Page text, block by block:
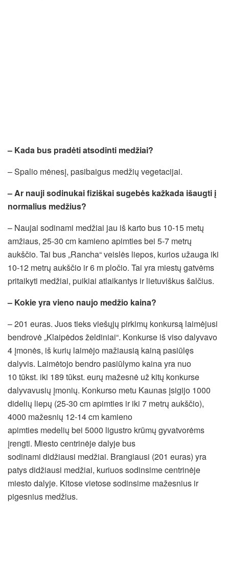
– Kada bus pradėti atsodinti medžiai?
– Spalio mėnesį, pasibaigus medžių vegetacijai.
– Ar nauji sodinukai fiziškai sugebės kažkada išaugti į
normalius medžius?
– Naujai sodinami medžiai jau iš karto bus 10-15 metų
amžiaus, 25-30 cm kamieno apimties bei 5-7 metrų
aukščio. Tai bus „Rancha“ veislės liepos, kurios užauga iki
10-12 metrų aukščio ir 6 m pločio. Tai yra miestų gatvėms
pritaikyti medžiai, puikiai atlaikantys ir lietuviškus šalčius.
– Kokie yra vieno naujo medžio kaina?
– 201 euras. Juos tieks viešųjų pirkimų konkursą laimėjusi
bendrovė „Klaipėdos želdiniai“. Konkurse iš viso dalyvavo
4 įmonės, iš kurių laimėjo mažiausią kainą pasiūlęs
dalyvis. Laimėtojo bendro pasiūlymo kaina yra nuo
10 tūkst. iki 189 tūkst. eurų mažesnė už kitų konkurse
dalyvavusių įmonių. Konkurso metu Kaunas įsigijo 1000
didelių liepų (25-30 cm apimties ir iki 7 metrų aukščio),
4000 mažesnių 12-14 cm kamieno
apimties medelių bei 5000 ligustro krūmų gyvatvorėms
įrengti. Miesto centrinėje dalyje bus
sodinami didžiausi medžiai. Brangiausi (201 euras) yra
patys didžiausi medžiai, kuriuos sodinsime centrinėje
miesto dalyje. Kitose vietose sodinsime mažesnius ir
pigesnius medžius.